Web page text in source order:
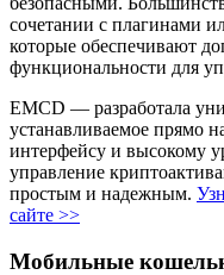
сочетании с плагинами
которые обеспечивают
функциональности для
EMCD — разработала
устанавливаемое прямо
интерфейсу и высокому
управление
простым и надежным.
сайте >>
Мобильные